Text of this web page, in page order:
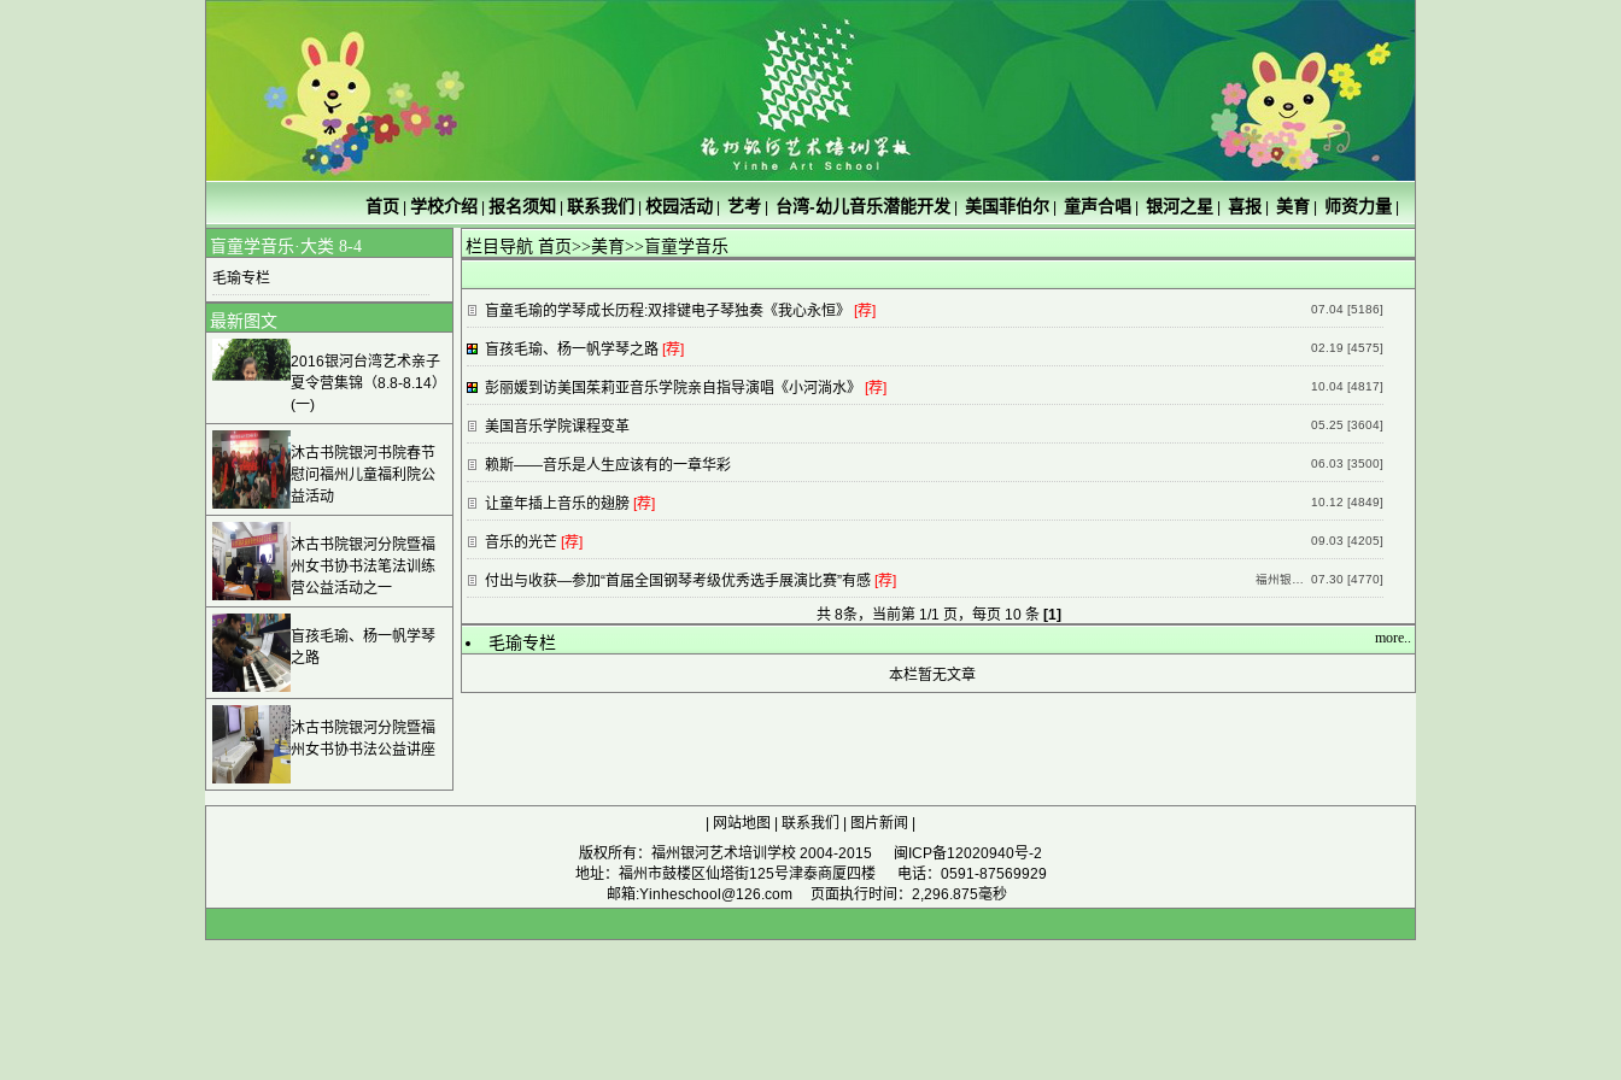
首页 学校介绍 报名须知 联系我们 校园活动 艺考 台湾-幼儿音乐潜能开发 美国菲伯尔 童声合唱 银河之星 喜报 美育 师资力量
盲童学音乐·大类 8-4
毛瑜专栏
最新图文
2016银河台湾艺术亲子
夏令营集锦（8.8-8.14）
(一)
沐古书院银河书院春节
慰问福州儿童福利院公
益活动
沐古书院银河分院暨福
州女书协书法笔法训练
营公益活动之一
盲孩毛瑜、杨一帆学琴
之路
沐古书院银河分院暨福
州女书协书法公益讲座
栏目导航 首页>>美育>>盲童学音乐
07.04 [5186]
盲童毛瑜的学琴成长历程:双排键电子琴独奏《我心永恒》 [荐]
02.19 [4575]
盲孩毛瑜、杨一帆学琴之路 [荐]
10.04 [4817]
彭丽媛到访美国茱莉亚音乐学院亲自指导演唱《小河淌水》 [荐]
05.25 [3604]
美国音乐学院课程变革
06.03 [3500]
赖斯——音乐是人生应该有的一章华彩
10.12 [4849]
让童年插上音乐的翅膀 [荐]
09.03 [4205]
音乐的光芒 [荐]
福州银… 07.30 [4770]
付出与收获—参加“首届全国钢琴考级优秀选手展演比赛”有感 [荐]
共 8条，当前第 1/1 页，每页 10 条 [1]
毛瑜专栏 more..
本栏暂无文章
网站地图 联系我们 图片新闻
版权所有：福州银河艺术培训学校 2004-2015 闽ICP备12020940号-2
地址：福州市鼓楼区仙塔街125号津泰商厦四楼 电话：0591-87569929
邮箱:Yinheschool@126.com 页面执行时间：2,296.875毫秒